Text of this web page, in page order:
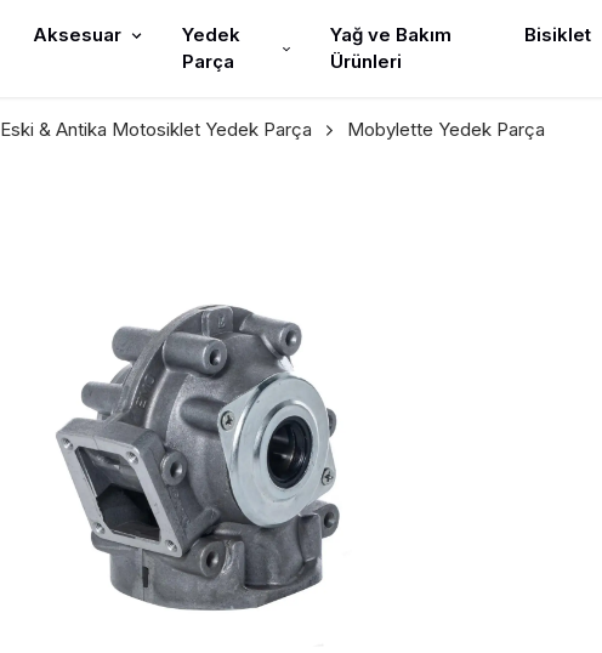
Aksesuar
Yedek
Parça
Yağ ve Bakım
Ürünleri
Bisiklet
Eski & Antika Motosiklet Yedek Parça Mobylette Yedek Parça